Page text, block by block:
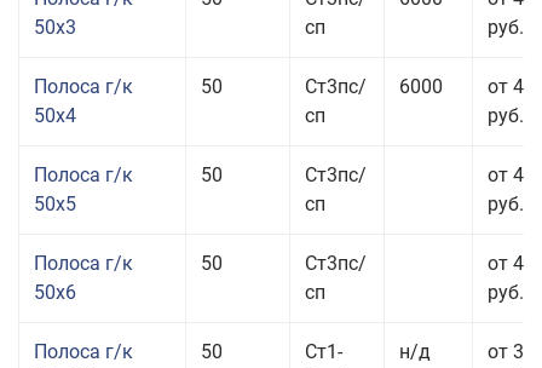
50x3
сп
руб.
Полоса г/к
50x4
50
Ст3пс/
сп
6000
от 45
руб.
Полоса г/к
50x5
50
Ст3пс/
сп
от 43
руб.
Полоса г/к
50x6
50
Ст3пс/
сп
от 42
руб.
Полоса г/к
50
Ст1-
н/д
от 35